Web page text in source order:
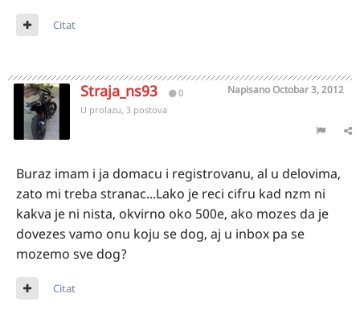
Citat
Straja_ns93 0 NapisanoOctobar 3, 2012
U prolazu, 3 postova
Buraz imam i ja domacu i registrovanu, al u delovima,
zato mi treba stranac...Lako je reci cifru kad nzm ni
kakva je ni nista, okvirno oko 500e, ako mozes da je
dovezes vamo onu koju se dog, aj u inbox pa se
mozemo sve dog?
Citat